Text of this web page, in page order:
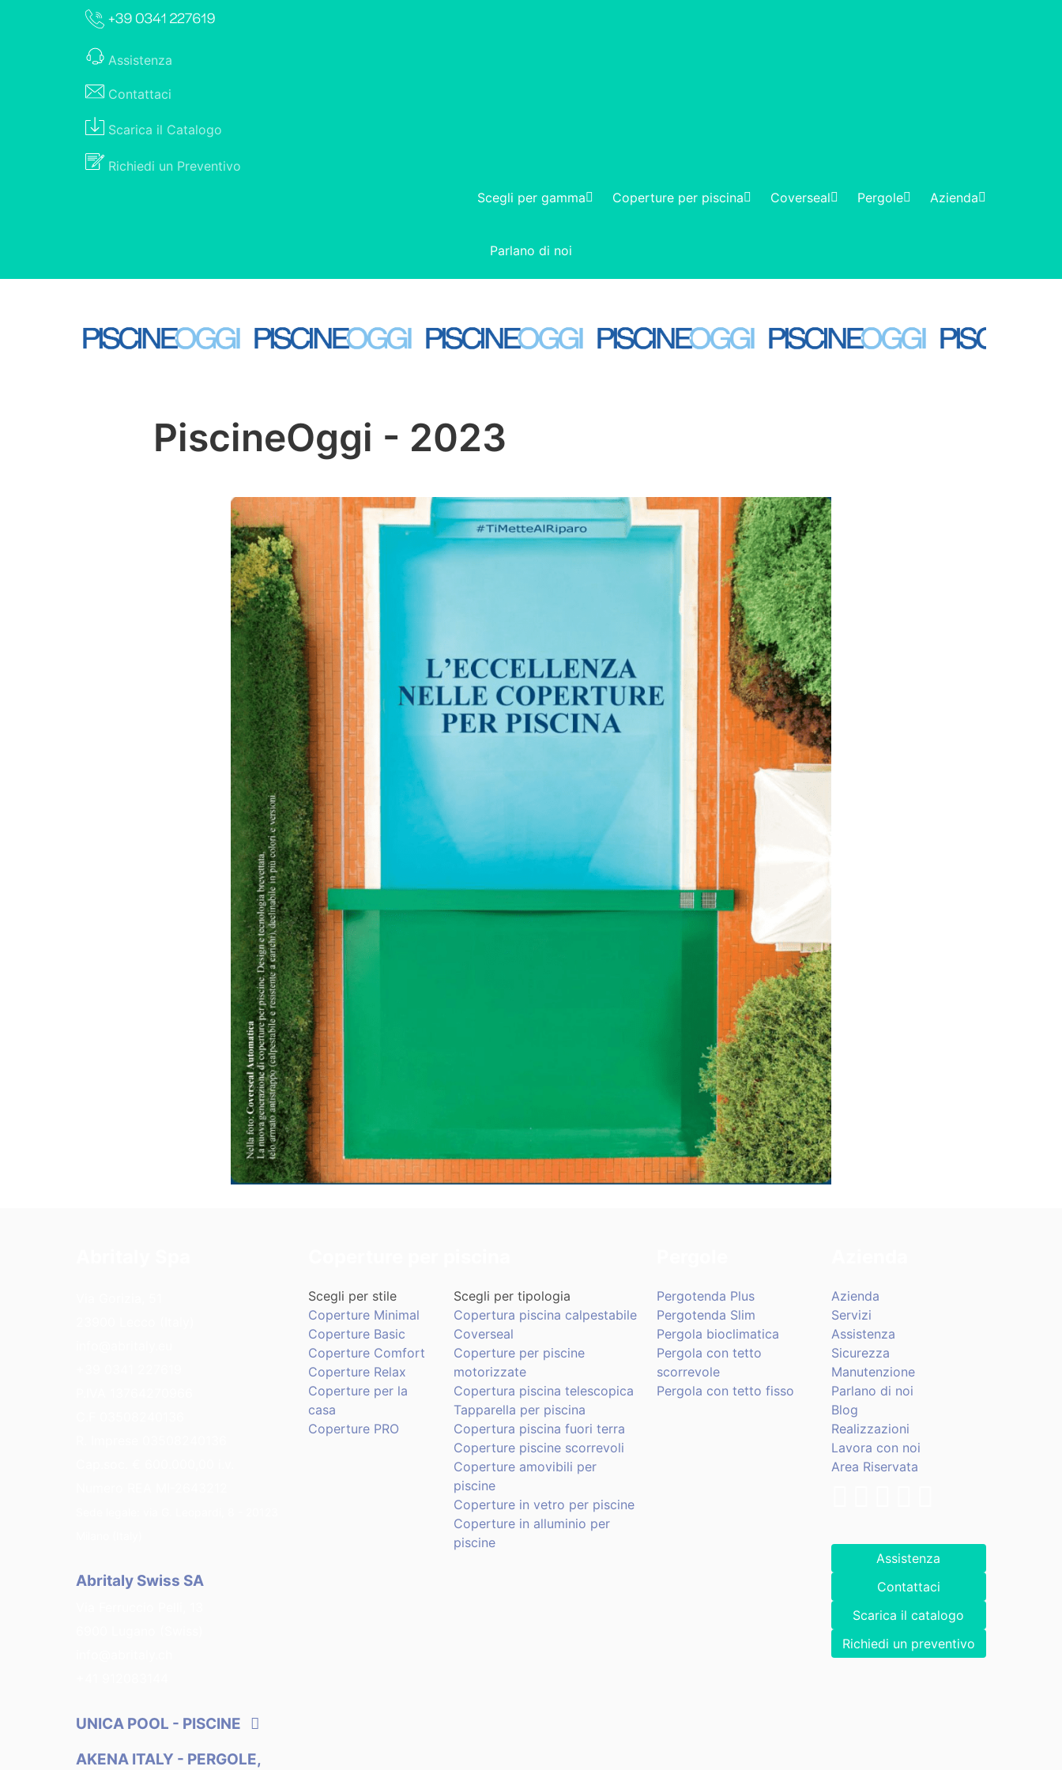
Assistenza
Contattaci
Scarica il Catalogo
Richiedi un Preventivo
Scegli per gamma Coperture per piscina Coverseal Pergole Azienda
Parlano di noi
PiscineOggi - 2023
Abritaly Swiss SA
UNICA POOL - PISCINE
AKENA ITALY - PERGOLE,
Scegli per stile
Coperture Minimal
Coperture Basic
Coperture Comfort
Coperture Relax
Coperture per la
casa
Coperture PRO
Scegli per tipologia
Copertura piscina calpestabile
Coverseal
Coperture per piscine
motorizzate
Copertura piscina telescopica
Tapparella per piscina
Copertura piscina fuori terra
Coperture piscine scorrevoli
Coperture amovibili per
piscine
Coperture in vetro per piscine
Coperture in alluminio per
piscine
Pergotenda Plus
Pergotenda Slim
Pergola bioclimatica
Pergola con tetto
scorrevole
Pergola con tetto fisso
Azienda
Servizi
Assistenza
Sicurezza
Manutenzione
Parlano di noi
Blog
Realizzazioni
Lavora con noi
Area Riservata
Assistenza
Contattaci
Scarica il catalogo
Richiedi un preventivo